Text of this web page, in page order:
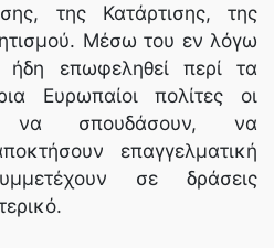
της Κατάρτισης, της
Μέσω του εν λόγω
ήδη επωφεληθεί περί τα
Ευρωπαίοι πολίτες οι
να σπουδάσουν, να
επαγγελματική
σε δράσεις